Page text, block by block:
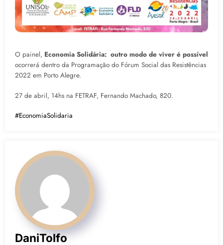
O painel, Economia Solidária: outro modo de viver é possível
ocorrerá dentro da Programação do Fórum Social das Resistências
2022 em Porto Alegre.
27 de abril, 14hs na FETRAF, Fernando Machado, 820.
#EconomiaSolidaria
DaniTolfo